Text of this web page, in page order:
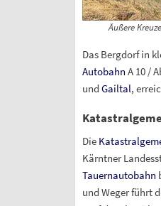
Äußere
Das Bergdorf in
Autobahn A 10 /
und Gailtal,
Die
Kärntner
Tauernautobahn
und Weger führt